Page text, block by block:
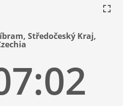
Středočeský Kraj,